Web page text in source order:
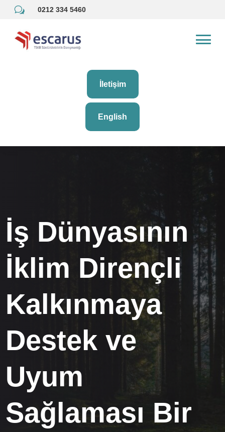
w 0212 334 5460
İletişim
English
İş Dünyasının
İklim Dirençli
Kalkınmaya
Destek ve
Uyum
Sağlaması Bir